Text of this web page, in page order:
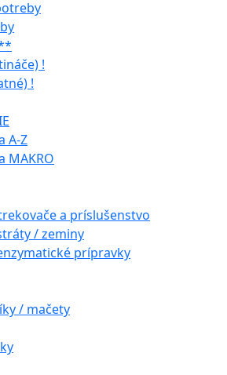
!
!
A-Z
MAKRO
a príslušenstvo
/ zeminy
prípravky
/ mačety